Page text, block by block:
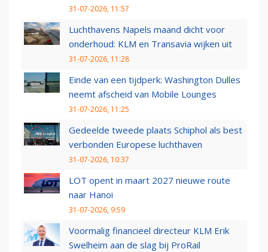
31-07-2026, 11:57
Luchthavens Napels maand dicht voor
onderhoud: KLM en Transavia wijken uit
31-07-2026, 11:28
Einde van een tijdperk: Washington Dulles
neemt afscheid van Mobile Lounges
31-07-2026, 11:25
Gedeelde tweede plaats Schiphol als best
verbonden Europese luchthaven
31-07-2026, 10:37
LOT opent in maart 2027 nieuwe route
naar Hanoi
31-07-2026, 9:59
Voormalig financieel directeur KLM Erik
Swelheim aan de slag bij ProRail